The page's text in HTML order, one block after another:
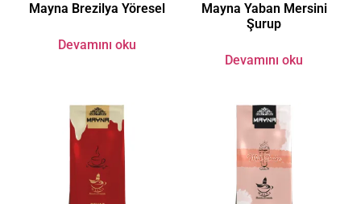
Mayna Brezilya Yöresel
Devamını oku
Mayna Yaban Mersini
Şurup
Devamını oku